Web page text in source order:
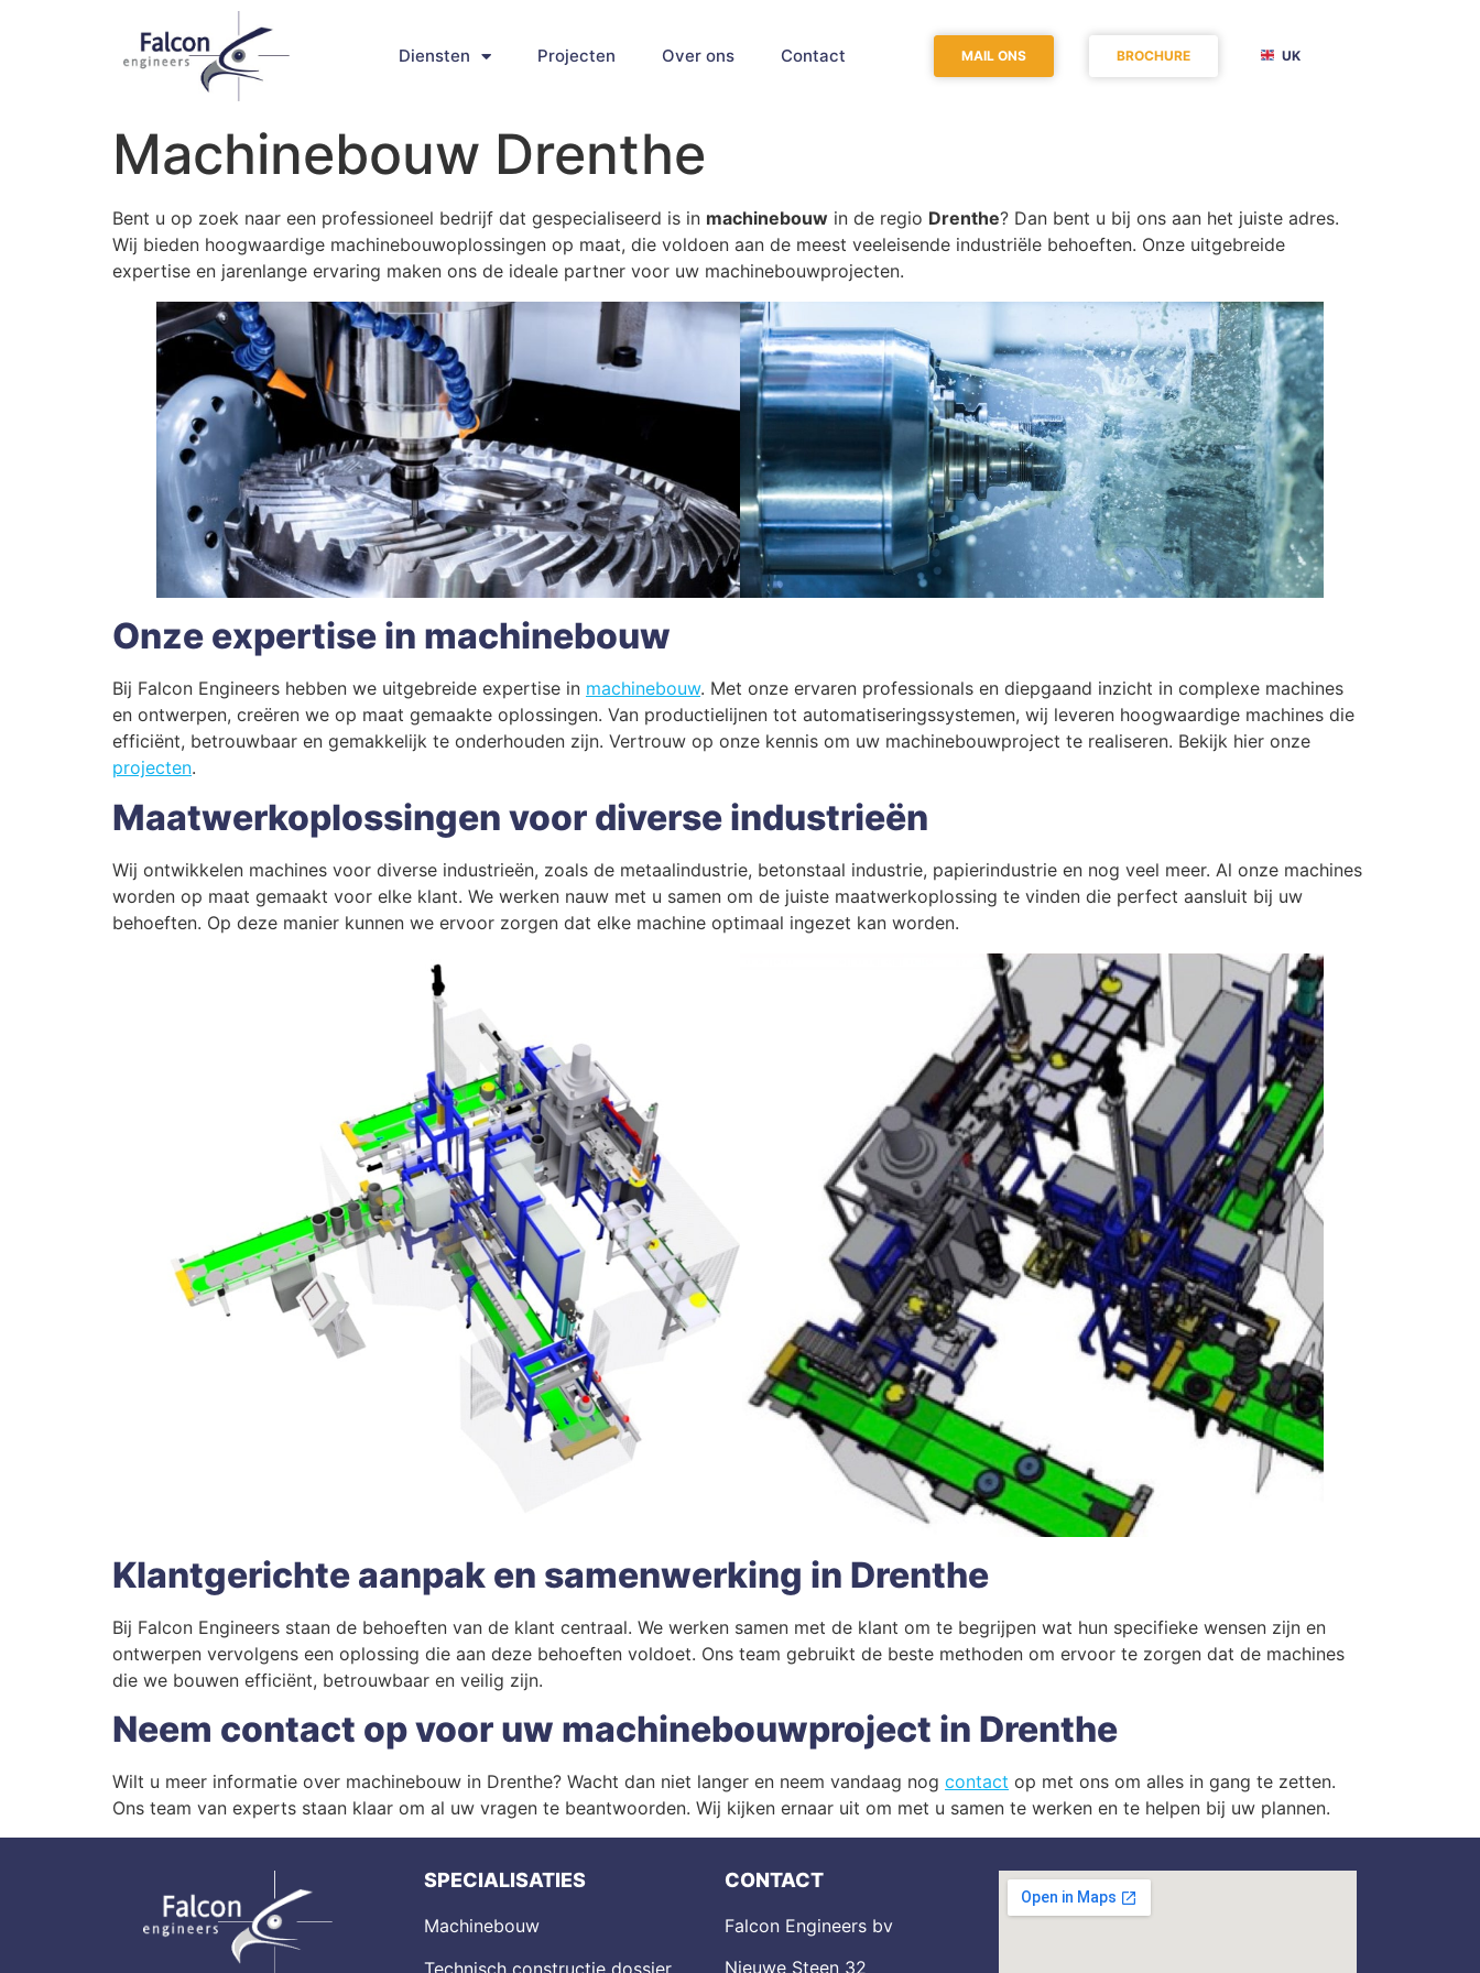
Diensten Projecten Over ons Contact MAIL ONS BROCHURE UK
Machinebouw Drenthe
Bent u op zoek naar een professioneel bedrijf dat gespecialiseerd is in machinebouw in de regio Drenthe? Dan bent u bij ons aan het juiste adres.
Wij bieden hoogwaardige machinebouwoplossingen op maat, die voldoen aan de meest veeleisende industriële behoeften. Onze uitgebreide
expertise en jarenlange ervaring maken ons de ideale partner voor uw machinebouwprojecten.
Onze expertise in machinebouw
Bij Falcon Engineers hebben we uitgebreide expertise in machinebouw. Met onze ervaren professionals en diepgaand inzicht in complexe machines
en ontwerpen, creëren we op maat gemaakte oplossingen. Van productielijnen tot automatiseringssystemen, wij leveren hoogwaardige machines die
efficiënt, betrouwbaar en gemakkelijk te onderhouden zijn. Vertrouw op onze kennis om uw machinebouwproject te realiseren. Bekijk hier onze
projecten.
Maatwerkoplossingen voor diverse industrieën
Wij ontwikkelen machines voor diverse industrieën, zoals de metaalindustrie, betonstaal industrie, papierindustrie en nog veel meer. Al onze machines
worden op maat gemaakt voor elke klant. We werken nauw met u samen om de juiste maatwerkoplossing te vinden die perfect aansluit bij uw
behoeften. Op deze manier kunnen we ervoor zorgen dat elke machine optimaal ingezet kan worden.
Klantgerichte aanpak en samenwerking in Drenthe
Bij Falcon Engineers staan de behoeften van de klant centraal. We werken samen met de klant om te begrijpen wat hun specifieke wensen zijn en
ontwerpen vervolgens een oplossing die aan deze behoeften voldoet. Ons team gebruikt de beste methoden om ervoor te zorgen dat de machines
die we bouwen efficiënt, betrouwbaar en veilig zijn.
Neem contact op voor uw machinebouwproject in Drenthe
Wilt u meer informatie over machinebouw in Drenthe? Wacht dan niet langer en neem vandaag nog contact op met ons om alles in gang te zetten.
Ons team van experts staan klaar om al uw vragen te beantwoorden. Wij kijken ernaar uit om met u samen te werken en te helpen bij uw plannen.
SPECIALISATIES
Machinebouw
Technisch constructie dossier
CONTACT
Falcon Engineers bv
Nieuwe Steen 32